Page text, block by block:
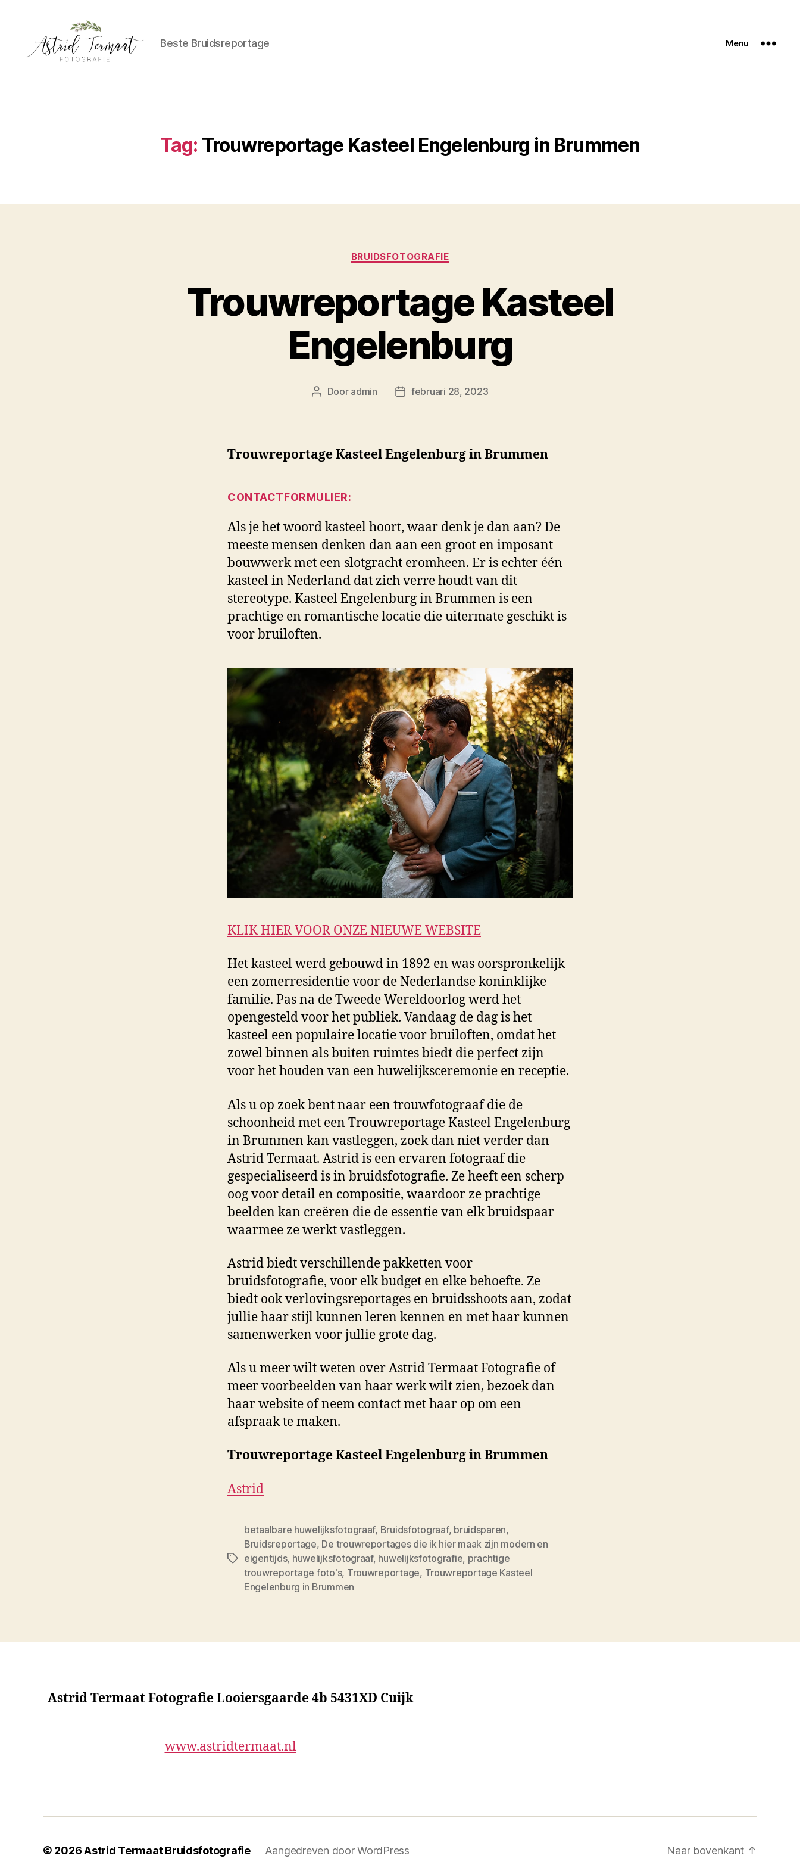
Beste Bruidsreportage Menu
Tag: Trouwreportage Kasteel Engelenburg in Brummen
Categorieën
BRUIDSFOTOGRAFIE
Trouwreportage Kasteel
Engelenburg
Berichtauteur
Door admin Berichtdatum
februari 28, 2023
Trouwreportage Kasteel Engelenburg in Brummen
CONTACTFORMULIER:
Als je het woord kasteel hoort, waar denk je dan aan? De
meeste mensen denken dan aan een groot en imposant
bouwwerk met een slotgracht eromheen. Er is echter één
kasteel in Nederland dat zich verre houdt van dit
stereotype. Kasteel Engelenburg in Brummen is een
prachtige en romantische locatie die uitermate geschikt is
voor bruiloften.
KLIK HIER VOOR ONZE NIEUWE WEBSITE
Het kasteel werd gebouwd in 1892 en was oorspronkelijk
een zomerresidentie voor de Nederlandse koninklijke
familie. Pas na de Tweede Wereldoorlog werd het
opengesteld voor het publiek. Vandaag de dag is het
kasteel een populaire locatie voor bruiloften, omdat het
zowel binnen als buiten ruimtes biedt die perfect zijn
voor het houden van een huwelijksceremonie en receptie.
Als u op zoek bent naar een trouwfotograaf die de
schoonheid met een Trouwreportage Kasteel Engelenburg
in Brummen kan vastleggen, zoek dan niet verder dan
Astrid Termaat. Astrid is een ervaren fotograaf die
gespecialiseerd is in bruidsfotografie. Ze heeft een scherp
oog voor detail en compositie, waardoor ze prachtige
beelden kan creëren die de essentie van elk bruidspaar
waarmee ze werkt vastleggen.
Astrid biedt verschillende pakketten voor
bruidsfotografie, voor elk budget en elke behoefte. Ze
biedt ook verlovingsreportages en bruidsshoots aan, zodat
jullie haar stijl kunnen leren kennen en met haar kunnen
samenwerken voor jullie grote dag.
Als u meer wilt weten over Astrid Termaat Fotografie of
meer voorbeelden van haar werk wilt zien, bezoek dan
haar website of neem contact met haar op om een
afspraak te maken.
Trouwreportage Kasteel Engelenburg in Brummen
Astrid
Tags
betaalbare huwelijksfotograaf, Bruidsfotograaf, bruidsparen,
Bruidsreportage, De trouwreportages die ik hier maak zijn modern en
eigentijds, huwelijksfotograaf, huwelijksfotografie, prachtige
trouwreportage foto's, Trouwreportage, Trouwreportage Kasteel
Engelenburg in Brummen
Astrid Termaat Fotografie Looiersgaarde 4b 5431XD Cuijk
www.astridtermaat.nl
© 2026Astrid Termaat Bruidsfotografie Aangedreven door WordPress Naar bovenkant ↑